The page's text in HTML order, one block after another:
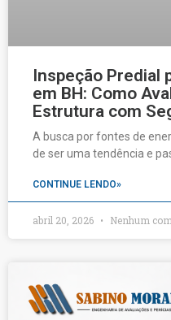
Inspeção Predial
em BH: Como
Estrutura com
A busca por fontes de
de ser uma tendência e
CONTINUE LENDO»
abril 20, 2026 Nenhum